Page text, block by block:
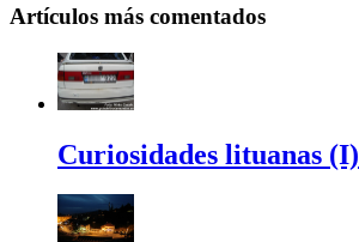
Artículos más comentados
Curiosidades lituanas (I)